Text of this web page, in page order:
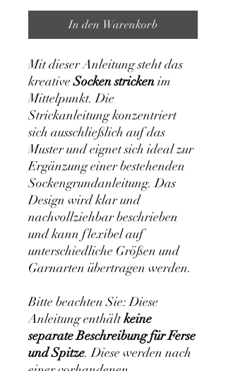
In den Warenkorb
Mit dieser Anleitung steht das
kreativeSocken strickenim
Mittelpunkt. Die
Strickanleitung konzentriert
sich ausschließlich auf das
Muster und eignet sich ideal zur
Ergänzung einer bestehenden
Sockengrundanleitung. Das
Design wird klar und
nachvollziehbar beschrieben
und kann flexibel auf
unterschiedliche Größen und
Garnarten übertragen werden.
Bitte beachten Sie: Diese
Anleitung enthältkeine
separate Beschreibung für Ferse
und Spitze. Diese werden nach